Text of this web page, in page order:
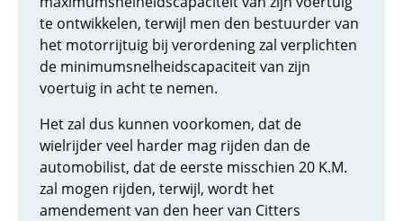
te ontwikkelen, terwijl men den bestuurder van
het motorrijtuig bij verordening zal verplichten
de minimumsnelheidscapaciteit van zijn
voertuig in acht te nemen.
Het zal dus kunnen voorkomen, dat de
wielrijder veel harder mag rijden dan de
automobilist, dat de eerste misschien 20 K.M.
zal mogen rijden, terwijl, wordt het
amendement van den heer van Citters